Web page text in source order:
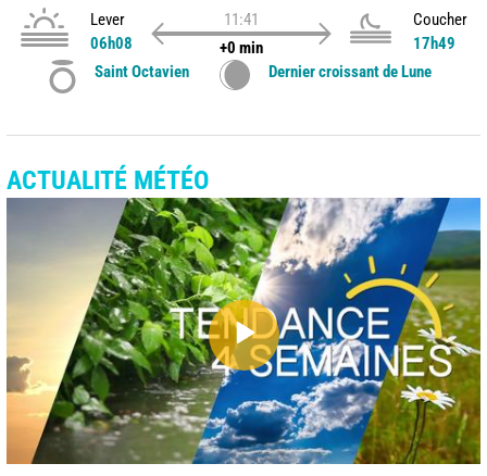
Lever
06h08
11:41
+0 min
Coucher
17h49
Saint Octavien
Dernier croissant de Lune
ACTUALITÉ MÉTÉO